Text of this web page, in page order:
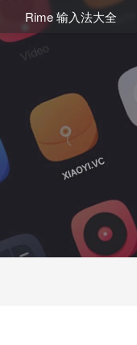
Rime 输入法大全